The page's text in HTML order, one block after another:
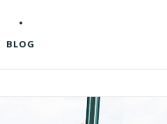
BLOG
ビジョンと軸